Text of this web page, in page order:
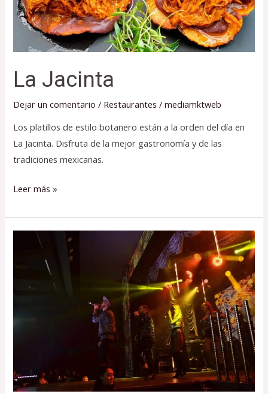
La Jacinta
Dejar un comentario / Restaurantes /mediamktweb
Los platillos de estilo botanero están a la orden del día en
La Jacinta. Disfruta de la mejor gastronomía y de las
tradiciones mexicanas.
Leer más »
Dejavu